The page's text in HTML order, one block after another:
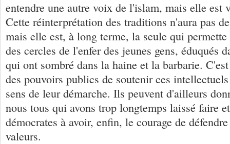
entendre une autre voix de l'islam, mais elle est
Cette réinterprétation des traditions n'aura pas
mais elle est, à long terme, la seule qui
des cercles de l'enfer des jeunes gens, éduqués
qui ont sombré dans la haine et la barbarie.
des pouvoirs publics de soutenir ces
sens de leur démarche. Ils peuvent d'ailleurs
nous tous qui avons trop longtemps laissé faire
démocrates à avoir, enfin, le courage de
valeurs.